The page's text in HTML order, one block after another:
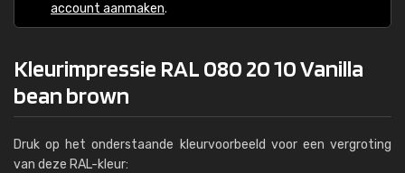
account aanmaken.
Kleurimpressie RAL 080 20 10 Vanilla
bean brown
Druk op het onderstaande kleurvoorbeeld voor een vergroting
van deze RAL-kleur: